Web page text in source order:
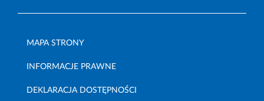
MAPA STRONY
INFORMACJE PRAWNE
DEKLARACJA DOSTĘPNOŚCI